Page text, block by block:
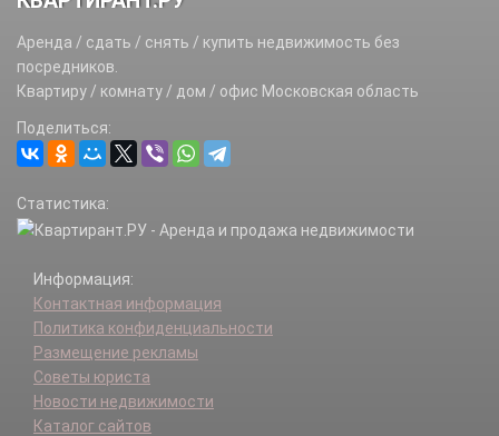
Аренда / сдать / снять / купить недвижимость без
посредников.
Квартиру / комнату / дом / офис Московская область
Поделиться:
Статистика:
Информация:
Контактная информация
Политика конфиденциальности
Размещение рекламы
Советы юриста
Новости недвижимости
Каталог сайтов